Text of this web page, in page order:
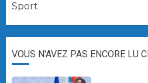
Sport
VOUS N'AVEZ PAS ENCORE LU